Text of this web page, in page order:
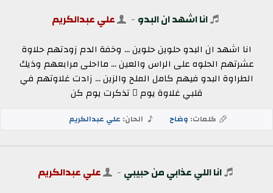
انا اشهد ان البدو - علي عبدالكريم
انا اشهد ان البدو حلوين حلوين ... وخفة الدم زودتهم حلاوة
عشرتهم الحلوه على الراس والعين ... مااحلى مرابعهم وذيك
الطراوة البدو فيهم كامل الملح والزين ... زادت غلاوتهم في
قلبي غلاوة يوم ٍ تذكرت يوم كن
كلمات: وضاح الحان: علي عبدالكريم
انا اللي عذابي من حبيبي - علي عبدالكريم